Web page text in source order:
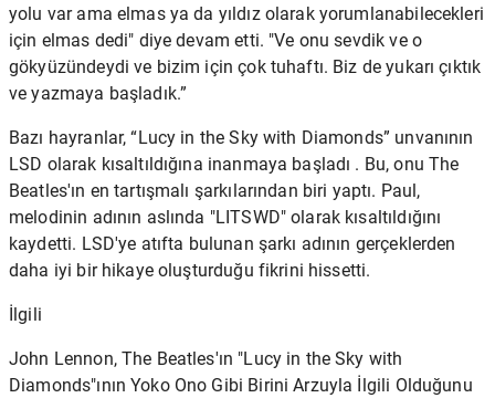
yolu var ama elmas ya da yıldız olarak yorumlanabilecekleri
için elmas dedi" diye devam etti. "Ve onu sevdik ve o
gökyüzündeydi ve bizim için çok tuhaftı. Biz de yukarı çıktık
ve yazmaya başladık.”
Bazı hayranlar, “Lucy in the Sky with Diamonds” unvanının
LSD olarak kısaltıldığına inanmaya başladı . Bu, onu The
Beatles'ın en tartışmalı şarkılarından biri yaptı. Paul,
melodinin adının aslında "LITSWD" olarak kısaltıldığını
kaydetti. LSD'ye atıfta bulunan şarkı adının gerçeklerden
daha iyi bir hikaye oluşturduğu fikrini hissetti.
İlgili
John Lennon, The Beatles'ın "Lucy in the Sky with
Diamonds"ının Yoko Ono Gibi Birini Arzuyla İlgili Olduğunu